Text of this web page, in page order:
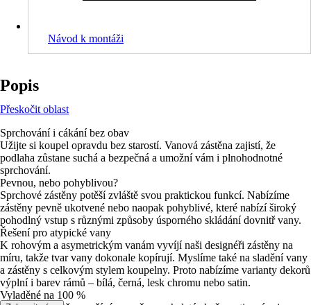
Návod k montáži
Popis
Přeskočit oblast
Sprchování i cákání bez obav
Užijte si koupel opravdu bez starostí. Vanová zástěna zajistí, že
podlaha zůstane suchá a bezpečná a umožní vám i plnohodnotné
sprchování.
Pevnou, nebo pohyblivou?
Sprchové zástěny potěší zvláště svou praktickou funkcí. Nabízíme
zástěny pevně ukotvené nebo naopak pohyblivé, které nabízí široký
pohodlný vstup s různými způsoby úsporného skládání dovnitř vany.
Řešení pro atypické vany
K rohovým a asymetrickým vanám vyvíjí naši designéři zástěny na
míru, takže tvar vany dokonale kopírují. Myslíme také na sladění vany
a zástěny s celkovým stylem koupelny. Proto nabízíme varianty dekorů
výplní i barev rámů – bílá, černá, lesk chromu nebo satin.
Vyladěné na 100 %